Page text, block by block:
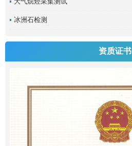
冰洲石检测
资质证书